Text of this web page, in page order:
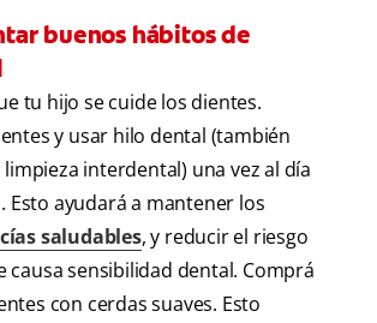
buenos hábitos de
tu hijo se cuide los dientes.
y usar hilo dental (también
interdental) una vez al día
Esto ayudará a mantener los
saludables, y reducir el riesgo
causa sensibilidad dental. Comprá
con cerdas suaves. Esto